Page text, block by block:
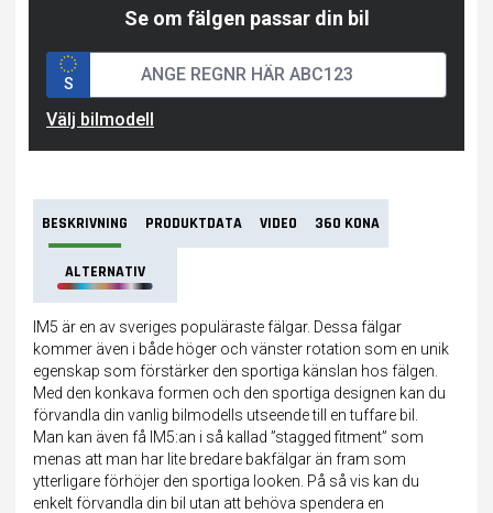
Se om fälgen passar din bil
S
Välj bilmodell
BESKRIVNING PRODUKTDATA VIDEO 360 KONA
ALTERNATIV
IM5 är en av sveriges populäraste fälgar. Dessa fälgar
kommer även i både höger och vänster rotation som en unik
egenskap som förstärker den sportiga känslan hos fälgen.
Med den konkava formen och den sportiga designen kan du
förvandla din vanlig bilmodells utseende till en tuffare bil.
Man kan även få IM5:an i så kallad ”stagged fitment” som
menas att man har lite bredare bakfälgar än fram som
ytterligare förhöjer den sportiga looken. På så vis kan du
enkelt förvandla din bil utan att behöva spendera en